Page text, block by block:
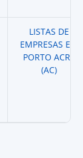
LISTAS DE
EMPRESAS EM
PORTO ACRE
(AC)